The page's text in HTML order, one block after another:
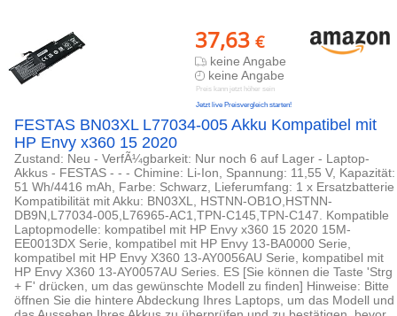
37,63 €
keine Angabe
keine Angabe
Preis kann jetzt höher sein
Jetzt live Preisvergleich starten!
FESTAS BN03XL L77034-005 Akku Kompatibel mit
HP Envy x360 15 2020
Zustand: Neu - VerfÃ¼gbarkeit: Nur noch 6 auf Lager - Laptop-
Akkus - FESTAS - - - Chimine: Li-Ion, Spannung: 11,55 V, Kapazität:
51 Wh/4416 mAh, Farbe: Schwarz, Lieferumfang: 1 x Ersatzbatterie
Kompatibilität mit Akku: BN03XL, HSTNN-OB1O,HSTNN-
DB9N,L77034-005,L76965-AC1,TPN-C145,TPN-C147. Kompatible
Laptopmodelle: kompatibel mit HP Envy x360 15 2020 15M-
EE0013DX Serie, kompatibel mit HP Envy 13-BA0000 Serie,
kompatibel mit HP Envy X360 13-AY0056AU Serie, kompatibel mit
HP Envy X360 13-AY0057AU Series. ES [Sie können die Taste 'Strg
+ F' drücken, um das gewünschte Modell zu finden] Hinweise: Bitte
öffnen Sie die hintere Abdeckung Ihres Laptops, um das Modell und